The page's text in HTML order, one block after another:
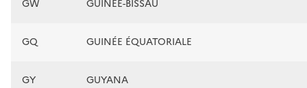
GW GUINÉE-BISSAU
GQ GUINÉE ÉQUATORIALE
GY GUYANA